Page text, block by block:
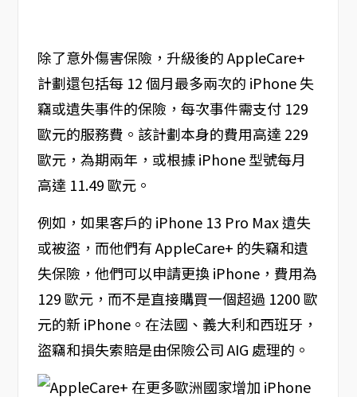
除了意外傷害保險，升級後的 AppleCare+
計劃還包括每 12 個月最多兩次的 iPhone 失
竊或遺失事件的保險，每次事件需支付 129
歐元的服務費。該計劃本身的費用高達 229
歐元，為期兩年，或根據 iPhone 型號每月
高達 11.49 歐元。
例如，如果客戶的 iPhone 13 Pro Max 遺失
或被盜，而他們有 AppleCare+ 的失竊和遺
失保險，他們可以申請更換 iPhone，費用為
129 歐元，而不是直接購買一個超過 1200 歐
元的新 iPhone。在法國、義大利和西班牙，
盜竊和損失索賠是由保險公司 AIG 處理的。